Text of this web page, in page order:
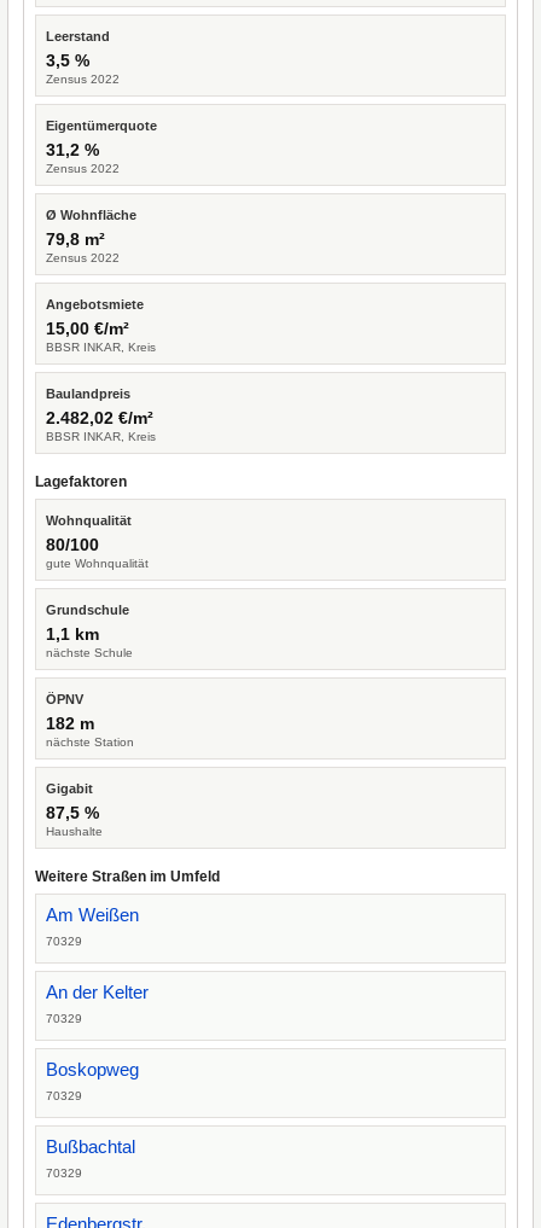
Leerstand
3,5 %
Zensus 2022
Eigentümerquote
31,2 %
Zensus 2022
Ø Wohnfläche
79,8 m²
Zensus 2022
Angebotsmiete
15,00 €/m²
BBSR INKAR, Kreis
Baulandpreis
2.482,02 €/m²
BBSR INKAR, Kreis
Lagefaktoren
Wohnqualität
80/100
gute Wohnqualität
Grundschule
1,1 km
nächste Schule
ÖPNV
182 m
nächste Station
Gigabit
87,5 %
Haushalte
Weitere Straßen im Umfeld
Am Weißen
70329
An der Kelter
70329
Boskopweg
70329
Bußbachtal
70329
Edenbergstr.